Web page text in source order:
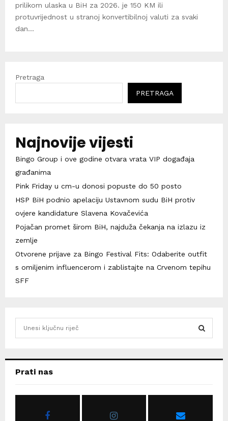
prilikom ulaska u BiH za 2026. je 150 KM ili
protuvrijednost u stranoj konvertibilnoj valuti za svaki
dan...
Pretraga
PRETRAGA
Najnovije vijesti
Bingo Group i ove godine otvara vrata VIP događaja
građanima
Pink Friday u cm-u donosi popuste do 50 posto
HSP BiH podnio apelaciju Ustavnom sudu BiH protiv
ovjere kandidature Slavena Kovačevića
Pojačan promet širom BiH, najduža čekanja na izlazu iz
zemlje
Otvorene prijave za Bingo Festival Fits: Odaberite outfit
s omiljenim influencerom i zablistajte na Crvenom tepihu
SFF
hPrati nas